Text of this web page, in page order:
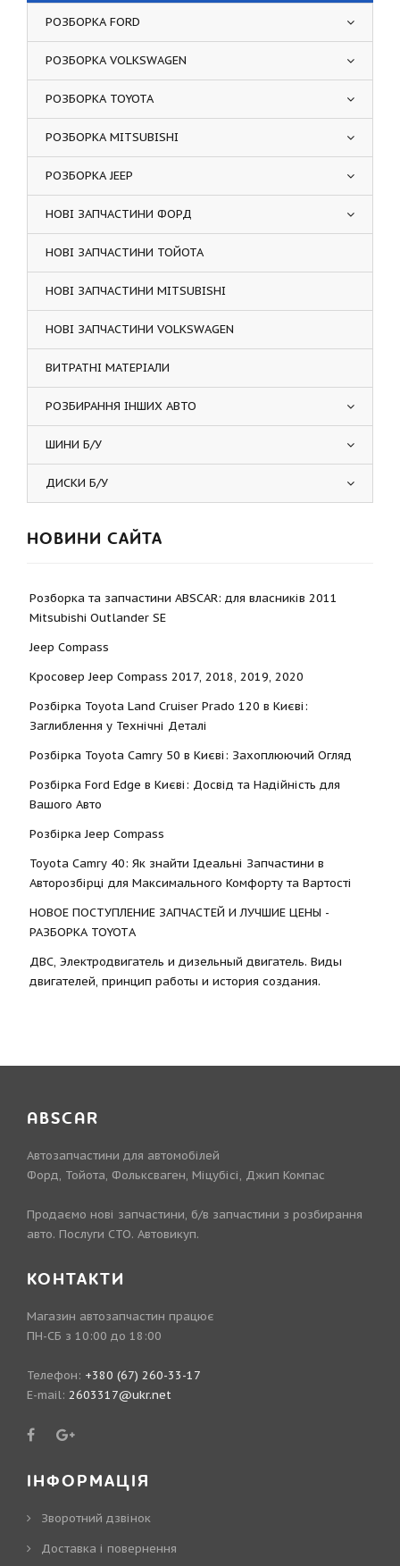
РОЗБОРКА FORD
РОЗБОРКА VOLKSWAGEN
РОЗБОРКА TOYOTA
РОЗБОРКА MITSUBISHI
РОЗБОРКА JEEP
НОВІ ЗАПЧАСТИНИ ФОРД
НОВІ ЗАПЧАСТИНИ ТОЙОТА
НОВІ ЗАПЧАСТИНИ MITSUBISHI
НОВІ ЗАПЧАСТИНИ VOLKSWAGEN
ВИТРАТНІ МАТЕРІАЛИ
РОЗБИРАННЯ ІНШИХ АВТО
ШИНИ Б/У
ДИСКИ Б/У
НОВИНИ САЙТА
Розборка та запчастини ABSCAR: для власників 2011
Mitsubishi Outlander SE
Jeep Compass
Кросовер Jeep Compass 2017, 2018, 2019, 2020
Розбірка Toyota Land Cruiser Prado 120 в Києві:
Заглиблення у Технічні Деталі
Розбірка Toyota Camry 50 в Києві: Захоплюючий Огляд
Розбірка Ford Edge в Києві: Досвід та Надійність для
Вашого Авто
Розбірка Jeep Compass
Toyota Camry 40: Як знайти Ідеальні Запчастини в
Авторозбірці для Максимального Комфорту та Вартості
НОВОЕ ПОСТУПЛЕНИЕ ЗАПЧАСТЕЙ И ЛУЧШИЕ ЦЕНЫ -
РАЗБОРКА TOYOTА
ДВС, Электродвигатель и дизельный двигатель. Виды
двигателей, принцип работы и история создания.
ABSCAR
Автозапчастини для автомобілей
Форд, Тойота, Фольксваген, Міцубісі, Джип Компас
Продаємо нові запчастини, б/в запчастини з розбирання
авто. Послуги СТО. Автовикуп.
КОНТАКТИ
Магазин автозапчастин працює
ПН-СБ з 10:00 до 18:00
Телефон: +380 (67) 260-33-17
E-mail: 2603317@ukr.net
ІНФОРМАЦІЯ
Зворотний дзвінок
Доставка і повернення